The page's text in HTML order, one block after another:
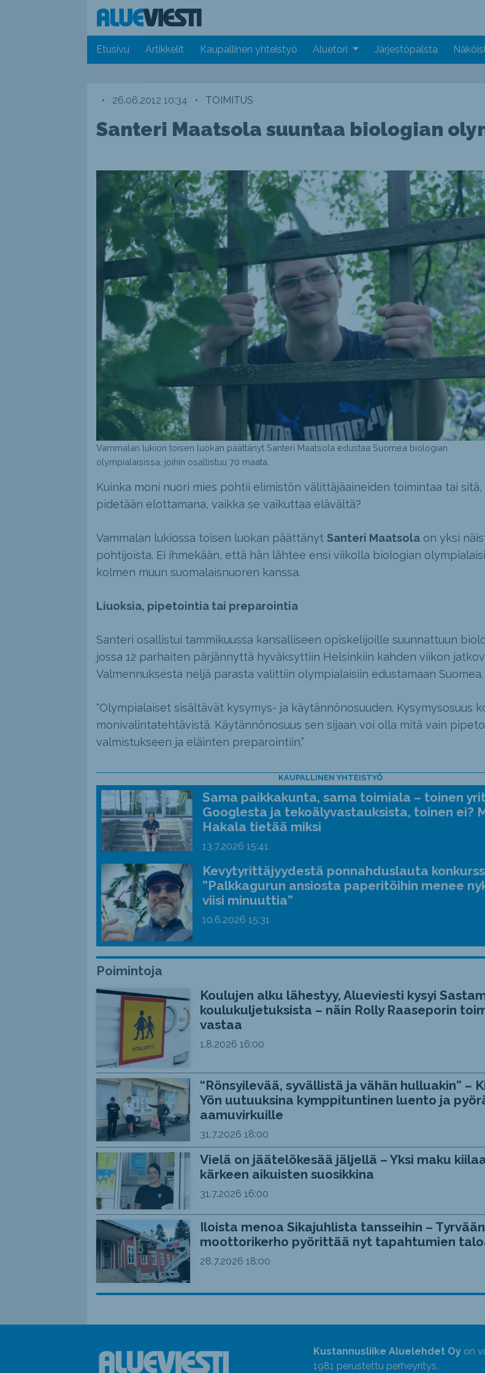
Etusivu Artikkelit Kaupallinen yhteistyö Aluetori Järjestöpalsta
• 26.06.2012 10:34 • TOIMITUS
Santeri Maatsola suuntaa biologian
Vammalan lukion toisen luokan päättänyt Santeri Maatsola edustaa Suomea biologian
olympialaisissa, joihin osallistuu 70 maata.
Kuinka moni nuori mies pohtii elimistön välittäjäaineiden toimintaa tai sitä,
pidetään elottamana, vaikka se vaikuttaa elävältä?
Vammalan lukiossa toisen luokan päättänyt Santeri Maatsolaon yksi
pohtijoista. Ei ihmekään, että hän lähtee ensi viikolla biologian
kolmen muun suomalaisnuoren kanssa.
Liuoksia, pipetointia tai preparointia
Santeri osallistui tammikuussa kansalliseen opiskelijoille suunnattuun
jossa 12 parhaiten pärjännyttä hyväksyttiin Helsinkiin kahden viikon
Valmennuksesta neljä parasta valittiin olympialaisiin edustamaan Suomea.
“Olympialaiset sisältävät kysymys- ja käytännönosuuden. Kysymysosuus
monivalintatehtävistä. Käytännönosuus sen sijaan voi olla mitä vain
valmistukseen ja eläinten preparointiin.”
KAUPALLINEN YHTEISTYÖ
Sama paikkakunta, sama toimiala – toinen
Googlesta ja tekoälyvastauksista, toinen ei?
Hakala tietää miksi
13.7.2026 15:41
Kevytyrittäjyydestä ponnahduslauta
”Palkkagurun ansiosta paperitöihin menee
viisi minuuttia”
10.6.2026 15:31
Poimintoja
Koulujen alku lähestyy, Alueviesti kysyi
koulukuljetuksista – näin Rolly Raaseporin
vastaa
1.8.2026 16:00
“Rönsyilevää, syvällistä ja vähän hulluakin” –
Yön uutuuksina kymppituntinen luento ja
aamuvirkuille
31.7.2026 18:00
Vielä on jäätelökesää jäljellä – Yksi maku
kärkeen aikuisten suosikkina
31.7.2026 16:00
Iloista menoa Sikajuhlista tansseihin – Tyrvään
moottorikerho pyörittää nyt tapahtumien
28.7.2026 18:00
Kustannusliike Aluelehdet Oyon
1981 perustettu perheyritys.